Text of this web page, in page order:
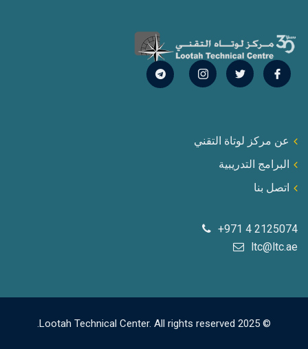
عن مركز لوتاة التقني
البرامج التدريبية
اتصل بنا
+971 4 2125074
ltc@ltc.ae
© 2025 Lootah Technical Center. All rights reserved.